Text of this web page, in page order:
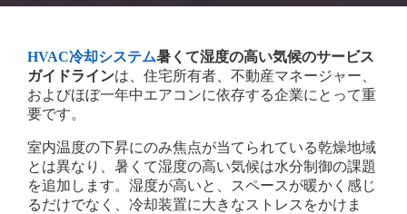
HVAC冷却システム暑くて湿度の高い気候のサービス
ガイドラインは、住宅所有者、不動産マネージャー、
およびほぼ一年中エアコンに依存する企業にとって重
要です。
室内温度の下昇にのみ焦点が当てられている乾燥地域
とは異なり、暑くて湿度の高い気候は水分制御の課題
を追加します。湿度が高いと、スペースが暖かく感じ
るだけでなく、冷却装置に大きなストレスをかけま